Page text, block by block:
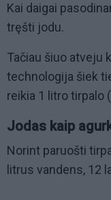
Kai daigai
tręšti jodu.
Tačiau šiuo atveju
technologija šiek
reikia 1 litro tirpalo
Jodas kaip
Norint paruošti
litrus vandens, 12